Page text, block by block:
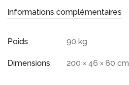
Informations complémentaires
Poids 90 kg
Dimensions 200 × 46 × 80 cm